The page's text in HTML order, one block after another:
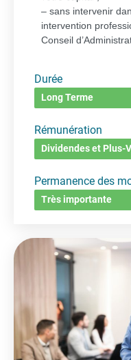
– sans intervenir
intervention
Conseil
Durée
Long Terme
Rémunération
Dividendes et Plus-
Permanence des
Très importante